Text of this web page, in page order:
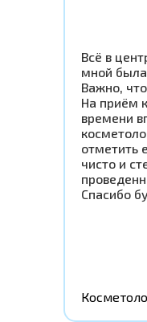
Всё в
мной
Важно,
На приём
времени
отметить
чисто и
Спасибо